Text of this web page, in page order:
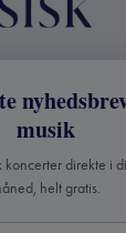
musik
koncerter direkte i
helt gratis.